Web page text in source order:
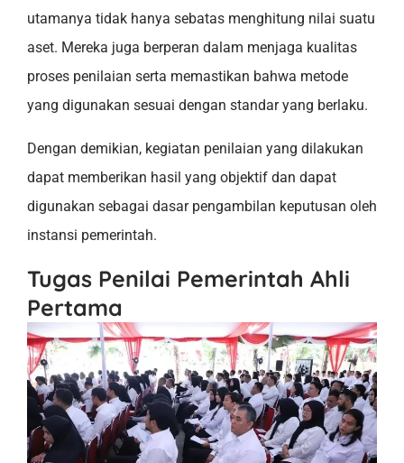
utamanya tidak hanya sebatas menghitung nilai suatu
aset. Mereka juga berperan dalam menjaga kualitas
proses penilaian serta memastikan bahwa metode
yang digunakan sesuai dengan standar yang berlaku.
Dengan demikian, kegiatan penilaian yang dilakukan
dapat memberikan hasil yang objektif dan dapat
digunakan sebagai dasar pengambilan keputusan oleh
instansi pemerintah.
Tugas Penilai Pemerintah Ahli
Pertama